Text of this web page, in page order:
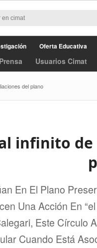
Oferta Educativa
Usuarios Cimat
del plano
infinito
En El Plano
Una Acción En
Este Círculo
Cuando Está